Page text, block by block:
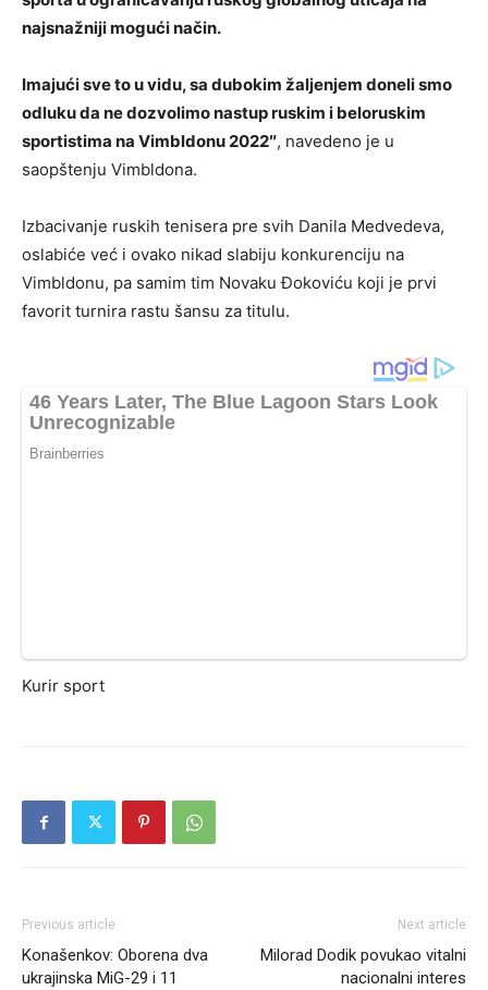
najsnažniji mogući način.
Imajući sve to u vidu, sa dubokim žaljenjem doneli smo
odluku da ne dozvolimo nastup ruskim i beloruskim
sportistima na Vimbldonu 2022″, navedeno je u
saopštenju Vimbldona.
Izbacivanje ruskih tenisera pre svih Danila Medvedeva,
oslabiće već i ovako nikad slabiju konkurenciju na
Vimbldonu, pa samim tim Novaku Đokoviću koji je prvi
favorit turnira rastu šansu za titulu.
Kurir sport
Previous article
Konašenkov: Oborena dva
ukrajinska MiG-29 i 11
Next article
Milorad Dodik povukao vitalni
nacionalni interes